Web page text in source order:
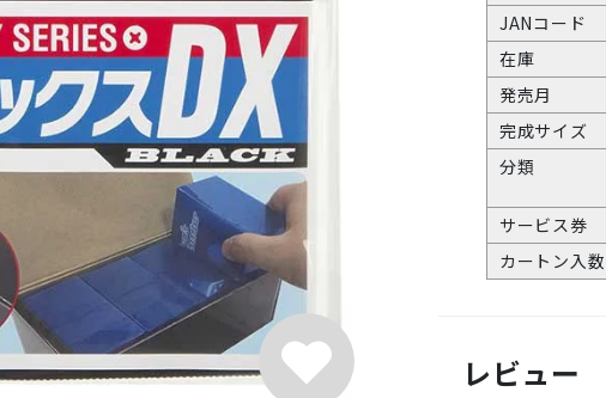
JANコード
在庫
発売月
完成サイズ
分類
サービス券
カートン入数
レビュー